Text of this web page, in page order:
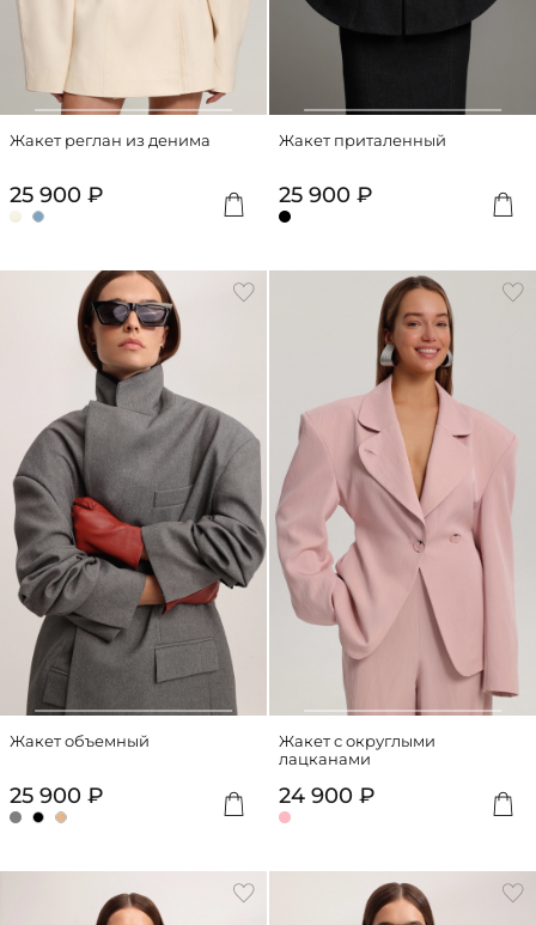
Жакет реглан из денима
25 900 ₽
Жакет приталенный
25 900 ₽
Жакет объемный
25 900 ₽
Жакет с округлыми
лацканами
24 900 ₽